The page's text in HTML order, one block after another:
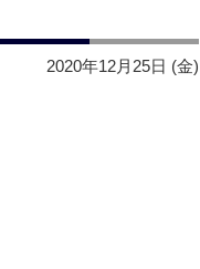
2020年12月25日 (金)